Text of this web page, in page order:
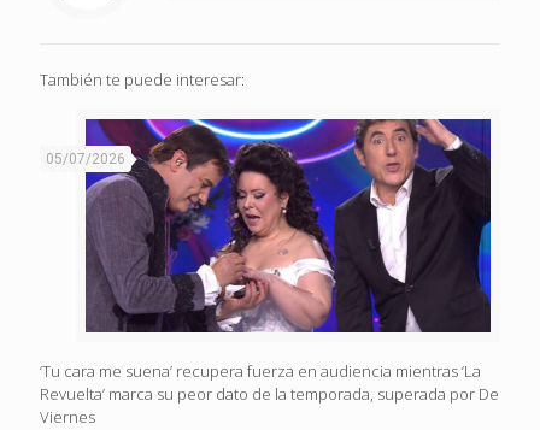
También te puede interesar:
05/07/2026
‘Tu cara me suena’ recupera fuerza en audiencia mientras ‘La
Revuelta’ marca su peor dato de la temporada, superada por De
Viernes